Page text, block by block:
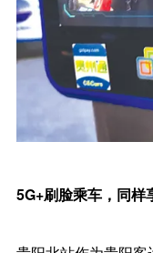
5G+刷脸乘车，同样